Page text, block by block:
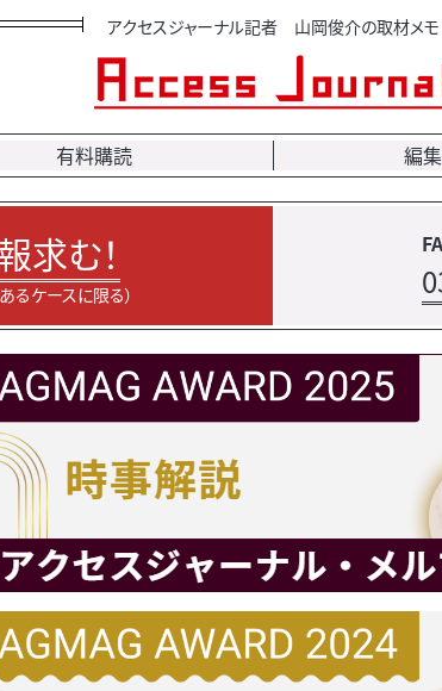
アクセスジャーナル記者 山岡俊介の取材メモ
有料購読 編
求む！
るケースに限る）